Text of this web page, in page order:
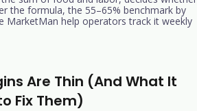
the formula, the 55–65% benchmark by
MarketMan help operators track it weekly
Are Thin (And What It
Fix Them)